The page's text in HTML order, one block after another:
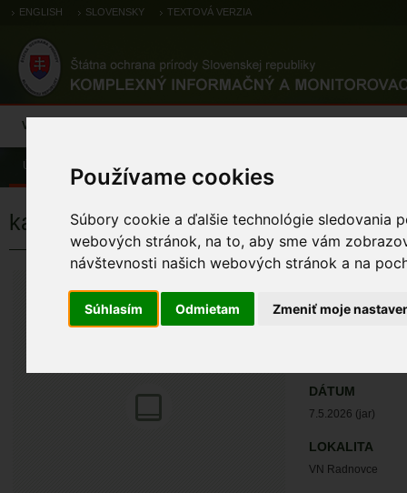
Používame cookies
Súbory cookie a ďalšie technológie sledovania
webových stránok, na to, aby sme vám
návštevnosti našich webových stránok a na
Súhlasím Odmietam Zmeniť moje
ENGLISH SLOVENSKY TEXTOVÁ VERZIA
Výsledky monitoringu
Úvod Pozorovania a výskytové dáta
kačica divá
DÁTUM
7.5.2026 (jar)
LOKALITA
VN Radnovce